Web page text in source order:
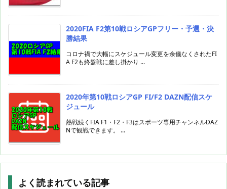
2020FIA F2第10戦ロシアGPフリー・予選・決
勝結果
コロナ禍で大幅にスケジュール変更を余儀なくされたFI
A F2も終盤戦に差し掛かり ...
2020年第10戦ロシアGP FI/F2 DAZN配信スケ
ジュール
熱戦続くFIA F1・F2・F3はスポーツ専用チャンネルDAZ
Nで観戦できます。 ...
よく読まれている記事